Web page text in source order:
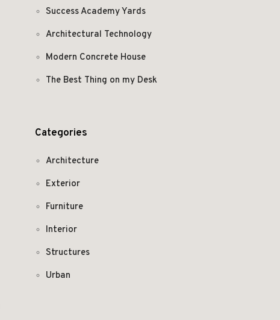
Success Academy Yards
Architectural Technology
Modern Concrete House
The Best Thing on my Desk
Categories
Architecture
Exterior
Furniture
Interior
Structures
Urban